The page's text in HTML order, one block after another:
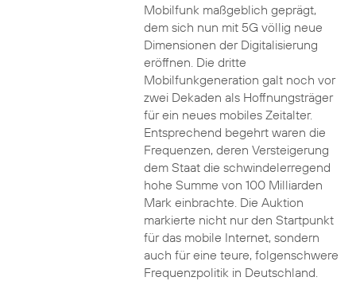
Mobilfunk maßgeblich geprägt,
dem sich nun mit 5G völlig neue
Dimensionen der Digitalisierung
eröffnen. Die dritte
Mobilfunkgeneration galt noch vor
zwei Dekaden als Hoffnungsträger
für ein neues mobiles Zeitalter.
Entsprechend begehrt waren die
Frequenzen, deren Versteigerung
dem Staat die schwindelerregend
hohe Summe von 100 Milliarden
Mark einbrachte. Die Auktion
markierte nicht nur den Startpunkt
für das mobile Internet, sondern
auch für eine teure, folgenschwere
Frequenzpolitik in Deutschland.